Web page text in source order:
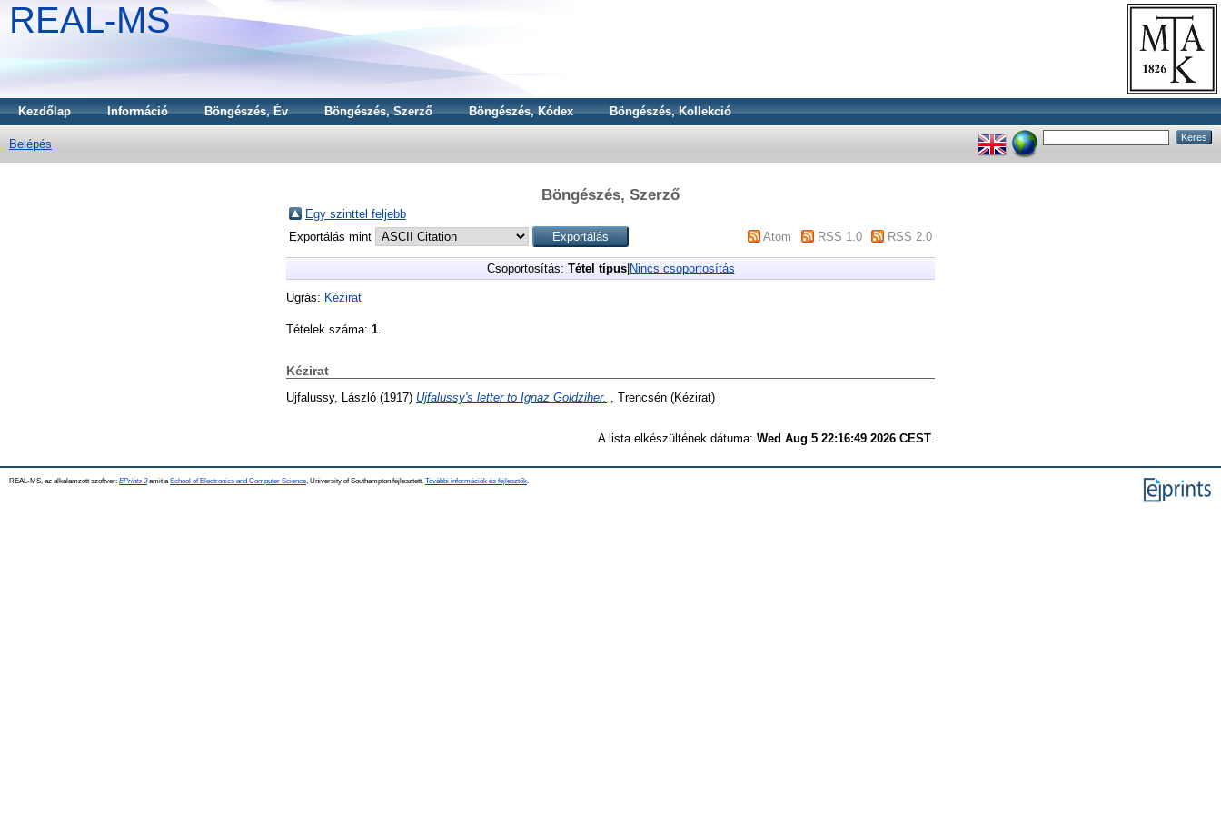
REAL-MS
Kezdőlap Információ Böngészés, Év Böngészés, Szerző Böngészés, Kódex Böngészés, Kollekció
Belépés
Böngészés, Szerző
Egy szinttel feljebb
Exportálás mint
Atom RSS 1.0 RSS 2.0
Csoportosítás: Tétel típus| Nincs csoportosítás
Ugrás: Kézirat
Tételek száma: 1
Kézirat
Ujfalussy, László (1917) Ujfalussy's letter to Ignaz Goldziher. , Trencsén (Kézirat)
A lista elkészültének dátuma: Wed Aug 5 22:16:49 2026 CEST
REAL-MS, az alkalamzott szoftver: EPrints 3amit a School of Electronics and Computer Science , University of Southampton fejlesztett. További információk és fejlesztők